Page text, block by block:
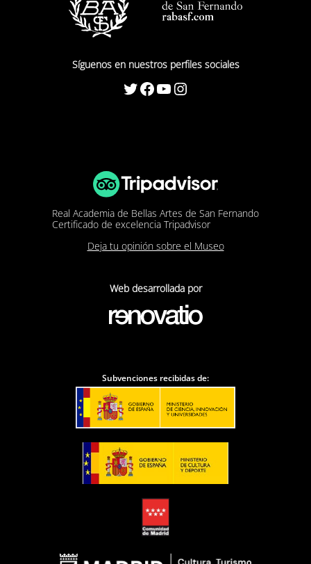
Síguenos en nuestros perfiles sociales
Twitter Facebook YouTube Instagram
Real Academia de Bellas Artes de San Fernando
Certificado de excelencia Tripadvisor
Deja tu opinión sobre el Museo
Web desarrollada por
Subvenciones recibidas de: